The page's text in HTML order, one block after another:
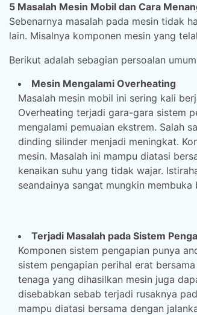
5 Masalah Mesin Mobil dan Cara
Sebenarnya masalah pada mesin tidak
lain. Misalnya komponen mesin yang
Berikut adalah sebagian persoalan
Mesin Mengalami Overheating
Masalah mesin mobil ini sering kali
Overheating terjadi gara-gara sistem
mengalami pemuaian ekstrem. Salah
dinding silinder menjadi meningkat.
mesin. Masalah ini mampu diatasi
kenaikan suhu yang tidak wajar.
seandainya sangat mungkin
Terjadi Masalah pada Sistem
Komponen sistem pengapian punya
sistem pengapian perihal erat
tenaga yang dihasilkan mesin juga
disebabkan sebab terjadi rusaknya
mampu diatasi bersama dengan